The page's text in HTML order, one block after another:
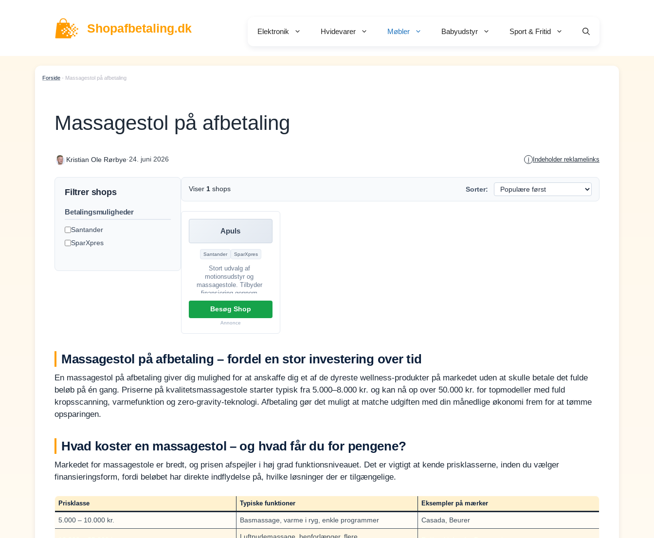
Shopafbetaling.dk Elektronik Hvidevarer Møbler Babyudstyr Sport & Fritid
Forside - Massagestol på afbetaling
Massagestol på afbetaling
Kristian Ole Rørbye·24. juni 2026 i Indeholder reklamelinks
Filtrer shops
Betalingsmuligheder
Santander
SparXpres
Viser 1 shops Sorter:
Apuls
Santander SparXpres
Stort udvalg af
motionsudstyr og
massagestole. Tilbyder
finansiering gennem
Santander og SparXpres.
Besøg Shop
Annonce
Massagestol på afbetaling – fordel en stor investering over tid
En massagestol på afbetaling giver dig mulighed for at anskaffe dig et af de dyreste wellness-produkter på markedet uden at skulle betale det fulde
beløb på én gang. Priserne på kvalitetsmassagestole starter typisk fra 5.000–8.000 kr. og kan nå op over 50.000 kr. for topmodeller med fuld
kropsscanning, varmefunktion og zero-gravity-teknologi. Afbetaling gør det muligt at matche udgiften med din månedlige økonomi frem for at tømme
opsparingen.
Hvad koster en massagestol – og hvad får du for pengene?
Markedet for massagestole er bredt, og prisen afspejler i høj grad funktionsniveauet. Det er vigtigt at kende prisklasserne, inden du vælger
finansieringsform, fordi beløbet har direkte indflydelse på, hvilke løsninger der er tilgængelige.
Prisklasse Typiske funktioner Eksempler på mærker
5.000 – 10.000 kr. Basmassage, varme i ryg, enkle programmer Casada, Beurer
Luftpudemassage, benforlænger, flere